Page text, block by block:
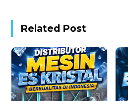
Related Post